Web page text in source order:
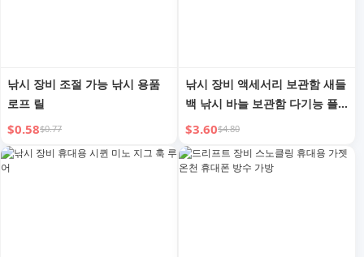
낚시 장비 조절 가능 낚시 용품
로프 릴
$0.58$0.77
낚시 장비 액세서리 보관함 새들
백 낚시 바늘 보관함 다기능 플
라스틱 낚시 도구 상자 대용량
$3.60$4.80